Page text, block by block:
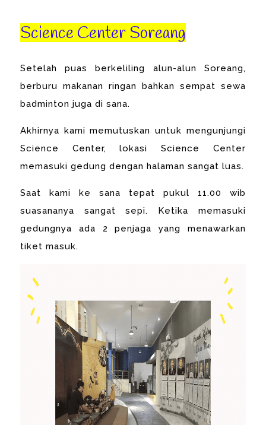
Science Center Soreang
Setelah puas berkeliling alun-alun Soreang,
berburu makanan ringan bahkan sempat sewa
badminton juga di sana.
Akhirnya kami memutuskan untuk mengunjungi
Science Center, lokasi Science Center
memasuki gedung dengan halaman sangat luas.
Saat kami ke sana tepat pukul 11.00 wib
suasananya sangat sepi. Ketika memasuki
gedungnya ada 2 penjaga yang menawarkan
tiket masuk.